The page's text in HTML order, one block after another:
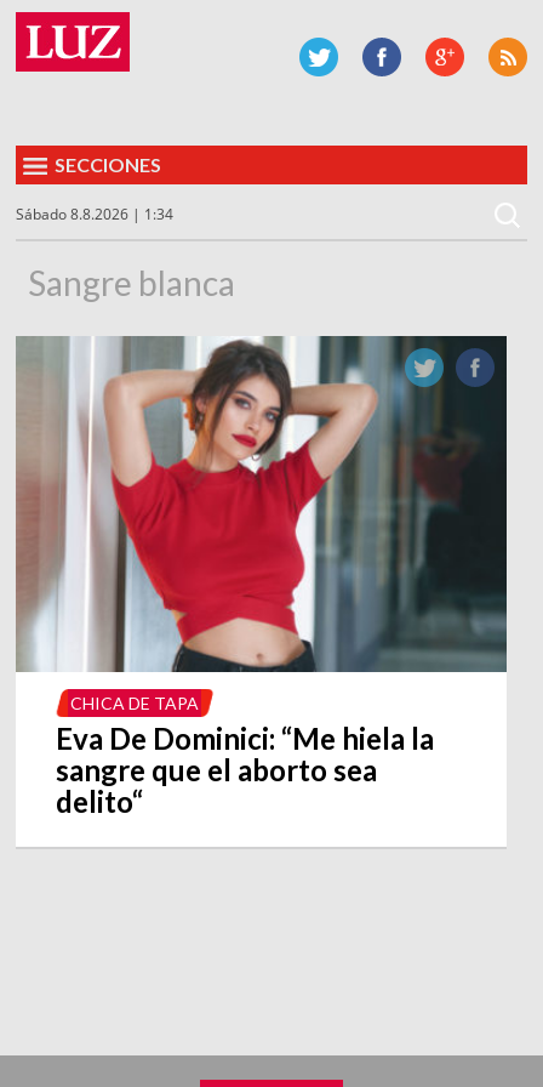
SECCIONES
Sábado 8.8.2026 | 1:34
Sangre blanca
CHICA DE TAPA
Eva De Dominici: “Me hiela la
sangre que el aborto sea
delito“